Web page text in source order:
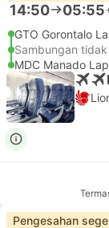
14:50 05:55
GTO Gorontalo
MDC Manado
Pengesahan